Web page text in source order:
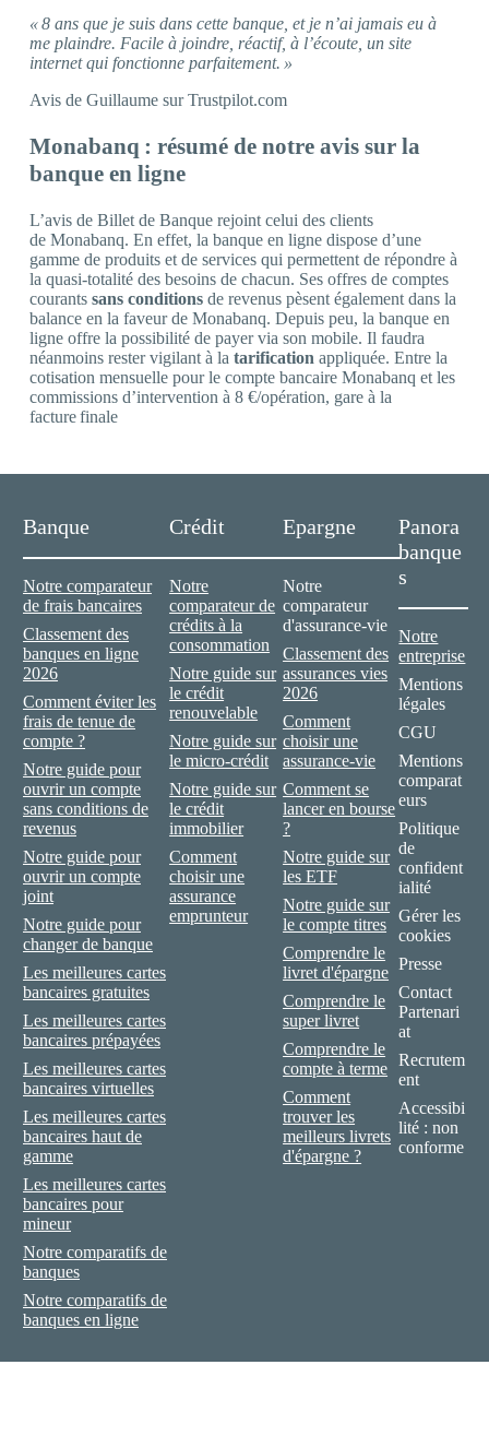
« 8 ans que je suis dans cette banque, et je n’ai jamais eu à
me plaindre. Facile à joindre, réactif, à l’écoute, un site
internet qui fonctionne parfaitement. »
Avis de Guillaume sur Trustpilot.com
Monabanq : résumé de notre avis sur la
banque en ligne
L’avis de Billet de Banque rejoint celui des clients
de Monabanq. En effet, la banque en ligne dispose d’une
gamme de produits et de services qui permettent de répondre à
la quasi-totalité des besoins de chacun. Ses offres de comptes
courants sans conditions de revenus pèsent également dans la
balance en la faveur de Monabanq. Depuis peu, la banque en
ligne offre la possibilité de payer via son mobile. Il faudra
néanmoins rester vigilant à la tarification appliquée. Entre la
cotisation mensuelle pour le compte bancaire Monabanq et les
commissions d’intervention à 8 €/opération, gare à la
facture finale
Banque
Notre comparateur
de frais bancaires
Classement des
banques en ligne
2026
Comment éviter les
frais de tenue de
compte ?
Notre guide pour
ouvrir un compte
sans conditions de
revenus
Notre guide pour
ouvrir un compte
joint
Notre guide pour
changer de banque
Les meilleures cartes
bancaires gratuites
Les meilleures cartes
bancaires prépayées
Les meilleures cartes
bancaires virtuelles
Les meilleures cartes
bancaires haut de
gamme
Les meilleures cartes
bancaires pour
mineur
Notre comparatifs de
banques
Notre comparatifs de
banques en ligne
Crédit
Notre
comparateur de
crédits à la
consommation
Notre guide sur
le crédit
renouvelable
Notre guide sur
le micro-crédit
Notre guide sur
le crédit
immobilier
Comment
choisir une
assurance
emprunteur
Epargne
Notre
comparateur
d'assurance-vie
Classement des
assurances vies
2026
Comment
choisir une
assurance-vie
Comment se
lancer en bourse
?
Notre guide sur
les ETF
Notre guide sur
le compte titres
Comprendre le
livret d'épargne
Comprendre le
super livret
Comprendre le
compte à terme
Comment
trouver les
meilleurs livrets
d'épargne ?
Panora
banque
s
Notre
entreprise
Mentions
légales
CGU
Mentions
comparat
eurs
Politique
de
confident
ialité
Gérer les
cookies
Presse
Contact
Partenari
at
Recrutem
ent
Accessibi
lité : non
conforme